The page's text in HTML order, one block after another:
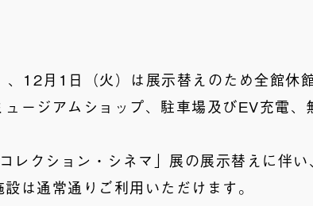
12月1日（火）は展示替えのため全館休
ージアムショップ、駐車場及びEV充電
レクション・シネマ」展の展示替えに伴
は通常通りご利用いただけます。